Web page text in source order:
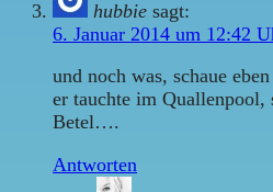
hubbie sagt:
6. Januar 2014 um 12:42
und noch was, schaue
er tauchte im Quallenpool,
Betel….
Antworten